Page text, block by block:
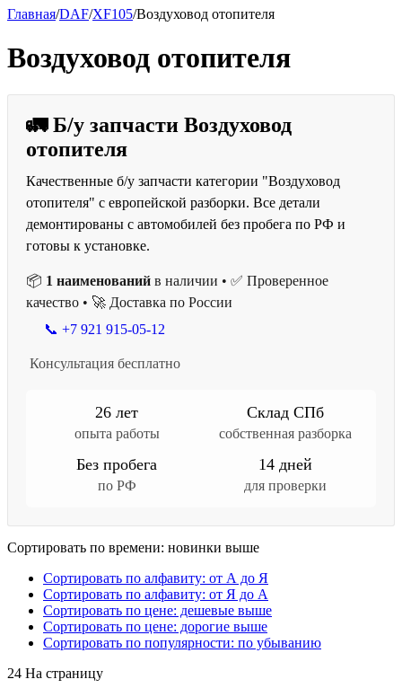
Главная/DAF/XF105/Воздуховод отопителя
Воздуховод отопителя
🚛 Б/у запчасти Воздуховод
отопителя
Качественные б/у запчасти категории "Воздуховод
отопителя" с европейской разборки. Все детали
демонтированы с автомобилей без пробега по РФ и
готовы к установке.
📦 1 наименований в наличии • ✅ Проверенное
качество • 🚀 Доставка по России
📞 +7 921 915-05-12
Консультация бесплатно
26 лет
опыта работы
Склад СПб
собственная разборка
Без пробега
по РФ
14 дней
для проверки
Сортировать по времени: новинки выше
Сортировать по алфавиту: от А до Я
Сортировать по алфавиту: от Я до А
Сортировать по цене: дешевые выше
Сортировать по цене: дорогие выше
Сортировать по популярности: по убыванию
24 На страницу